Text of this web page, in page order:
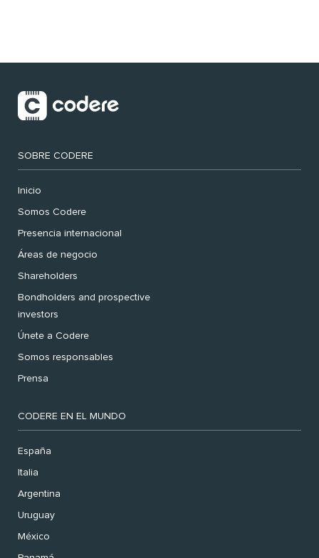
SOBRE CODERE
Inicio
Somos Codere
Presencia internacional
Áreas de negocio
Shareholders
Bondholders and prospective
investors
Únete a Codere
Somos responsables
Prensa
CODERE EN EL MUNDO
España
Italia
Argentina
Uruguay
México